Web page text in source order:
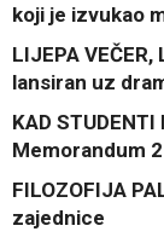
koji je izvukao
LIJEPA
lansiran uz
KAD
Memorandum
FILOZOFIJA
zajednice